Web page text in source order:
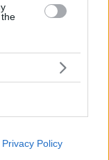
Privacy Policy